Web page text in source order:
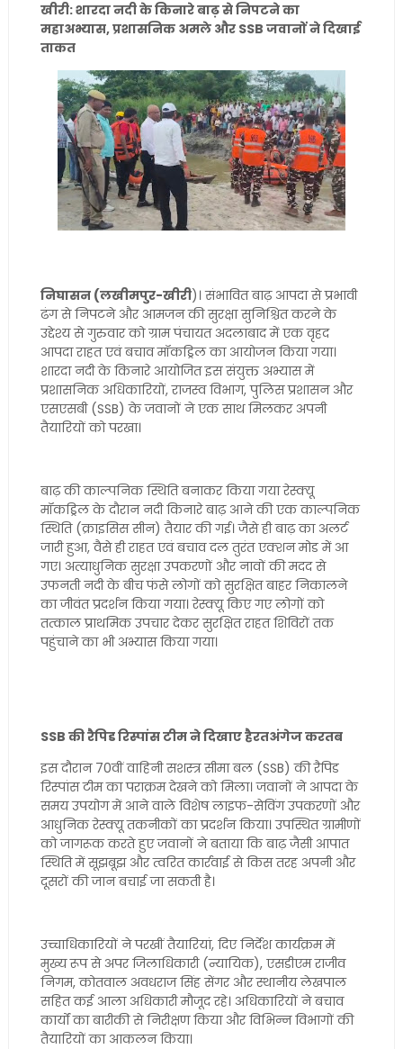
खीरी: शारदा नदी के किनारे बाढ़ से निपटने का
महाअभ्यास, प्रशासनिक अमले और SSB जवानों ने दिखाई
ताकत
निघासन (लखीमपुर-खीरी)। संभावित बाढ़ आपदा से प्रभावी
ढंग से निपटने और आमजन की सुरक्षा सुनिश्चित करने के
उद्देश्य से गुरुवार को ग्राम पंचायत अदलाबाद में एक वृहद
आपदा राहत एवं बचाव मॉकड्रिल का आयोजन किया गया।
शारदा नदी के किनारे आयोजित इस संयुक्त अभ्यास में
प्रशासनिक अधिकारियों, राजस्व विभाग, पुलिस प्रशासन और
एसएसबी (SSB) के जवानों ने एक साथ मिलकर अपनी
तैयारियों को परखा।
बाढ़ की काल्पनिक स्थिति बनाकर किया गया रेस्क्यू
मॉकड्रिल के दौरान नदी किनारे बाढ़ आने की एक काल्पनिक
स्थिति (क्राइसिस सीन) तैयार की गई। जैसे ही बाढ़ का अलर्ट
जारी हुआ, वैसे ही राहत एवं बचाव दल तुरंत एक्शन मोड में आ
गए। अत्याधुनिक सुरक्षा उपकरणों और नावों की मदद से
उफनती नदी के बीच फंसे लोगों को सुरक्षित बाहर निकालने
का जीवंत प्रदर्शन किया गया। रेस्क्यू किए गए लोगों को
तत्काल प्राथमिक उपचार देकर सुरक्षित राहत शिविरों तक
पहुंचाने का भी अभ्यास किया गया।
SSB की रैपिड रिस्पांस टीम ने दिखाए हैरतअंगेज करतब
इस दौरान 70वीं वाहिनी सशस्त्र सीमा बल (SSB) की रैपिड
रिस्पांस टीम का पराक्रम देखने को मिला। जवानों ने आपदा के
समय उपयोग में आने वाले विशेष लाइफ-सेविंग उपकरणों और
आधुनिक रेस्क्यू तकनीकों का प्रदर्शन किया। उपस्थित ग्रामीणों
को जागरूक करते हुए जवानों ने बताया कि बाढ़ जैसी आपात
स्थिति में सूझबूझ और त्वरित कार्रवाई से किस तरह अपनी और
दूसरों की जान बचाई जा सकती है।
उच्चाधिकारियों ने परखीं तैयारियां, दिए निर्देश कार्यक्रम में
मुख्य रूप से अपर जिलाधिकारी (न्यायिक), एसडीएम राजीव
निगम, कोतवाल अवधराज सिंह सेंगर और स्थानीय लेखपाल
सहित कई आला अधिकारी मौजूद रहे। अधिकारियों ने बचाव
कार्यों का बारीकी से निरीक्षण किया और विभिन्न विभागों की
तैयारियों का आकलन किया।